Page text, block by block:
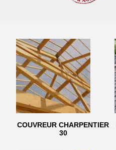
COUVREUR CHARPENTIER
30